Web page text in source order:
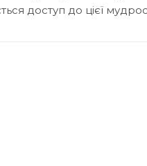
доступ до цієї